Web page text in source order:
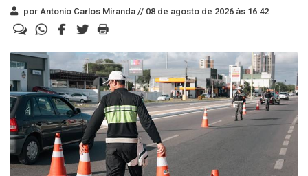
por Antonio Carlos Miranda // 08 de agosto de 2026 às 16:42